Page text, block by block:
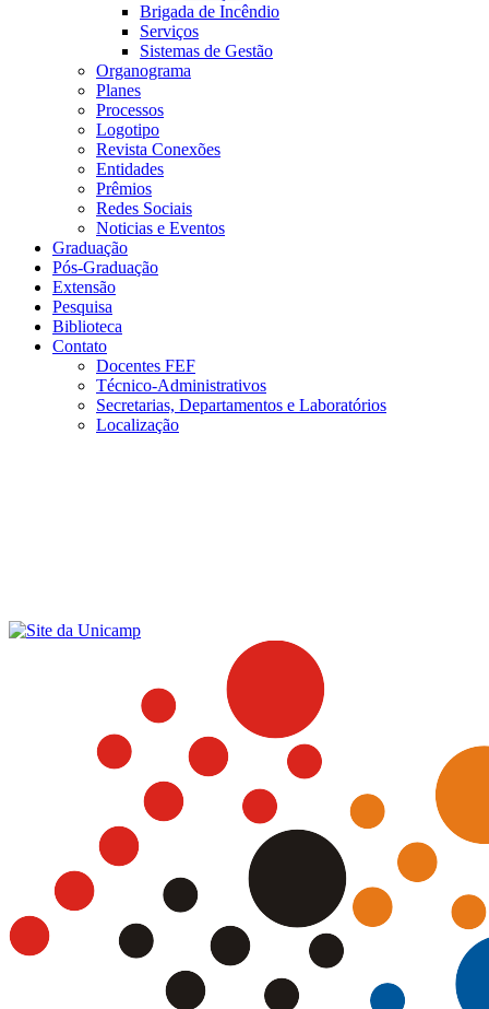
Brigada de Incêndio
Serviços
Sistemas de Gestão
Organograma
Planes
Processos
Logotipo
Revista Conexões
Entidades
Prêmios
Redes Sociais
Noticias e Eventos
Graduação
Pós-Graduação
Extensão
Pesquisa
Biblioteca
Contato
Docentes FEF
Técnico-Administrativos
Secretarias, Departamentos e Laboratórios
Localização